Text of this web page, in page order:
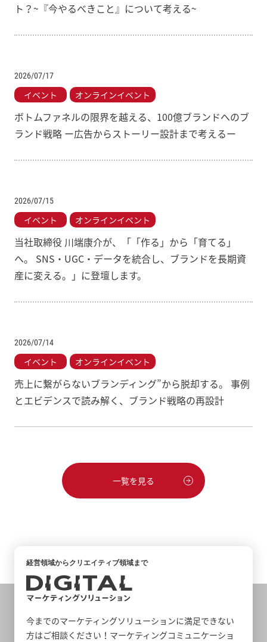
ト？~『今やるべきこと』について考える~
2026/07/17
イベント オンラインイベント
ボトムファネルの限界を越える、100億ブランドへのブ
ランド戦略 ー広告からストーリー設計まで考えるー
2026/07/15
イベント オンラインイベント
当社取締役 川端康介が、「「作る」から「育てる」
へ。 SNS・UGC・データを統合し、ブランドを長期資
産に変える。」に登壇します。
2026/07/14
イベント オンラインイベント
売上に繋がらないブランディング”から脱却する。 事例
とエビデンスで読み解く、ブランド戦略の再設計
一覧を見る
経営領域からクリエイティブ領域まで
今までのマーケティングソリューションに満足できない
方はご相談ください！マーケティングコミュニケーショ